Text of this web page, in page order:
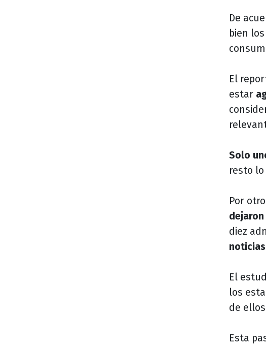
De
bien
El
estar
Solo
resto lo
Por
diez
noticias
El
los
de
Esta